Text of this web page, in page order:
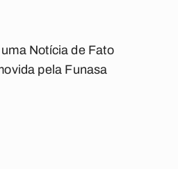
Notícia de Fato
pela Funasa